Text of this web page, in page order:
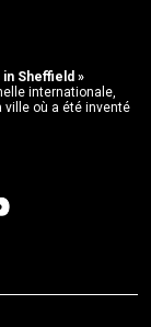
Sheffield »
internationale,
où a été inventé